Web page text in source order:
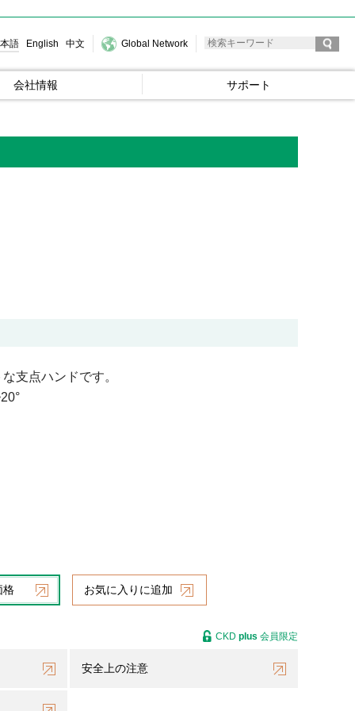
語 English 中文 Global Network
会社情報 サポート
支点ハンドです。
格 お気に入りに追加
安全上の注意
CKD plus 会員限定